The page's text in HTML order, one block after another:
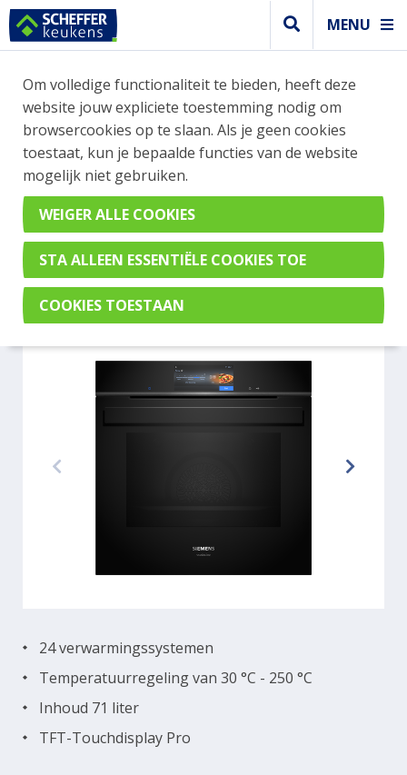
MENU
WEBSHOP BESTELLINGEN
Je kan tijdelijk geen bestelling plaatsen. Wil je je
vast oriënteren? Vergelijk eenvoudig apparaten
en merken met elkaar. Klik hier voor meer
informatie.
Steamer
SIEMENS HS958GED1
24 verwarmingssystemen
Temperatuurregeling van 30 °C - 250 °C
Inhoud 71 liter
TFT-Touchdisplay Pro
Om volledige functionaliteit te bieden, heeft deze
website jouw expliciete toestemming nodig om
browsercookies op te slaan. Als je geen cookies
toestaat, kun je bepaalde functies van de website
mogelijk niet gebruiken.